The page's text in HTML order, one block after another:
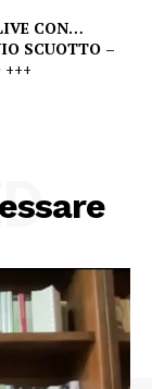
CON…
SCUOTTO –